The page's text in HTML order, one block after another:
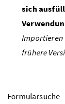
sich
Importieren
frühere
Formularsuche